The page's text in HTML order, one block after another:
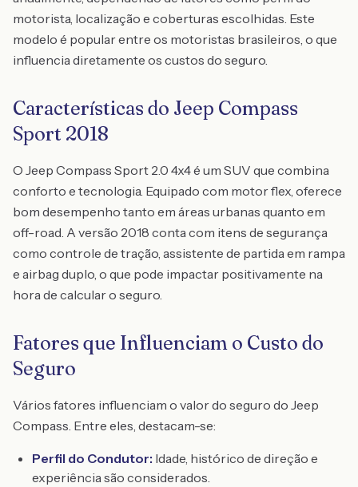
motorista, localização e coberturas escolhidas. Este
modelo é popular entre os motoristas brasileiros, o que
influencia diretamente os custos do seguro.
Características do Jeep Compass
Sport 2018
O Jeep Compass Sport 2.0 4x4 é um SUV que combina
conforto e tecnologia. Equipado com motor flex, oferece
bom desempenho tanto em áreas urbanas quanto em
off-road. A versão 2018 conta com itens de segurança
como controle de tração, assistente de partida em rampa
e airbag duplo, o que pode impactar positivamente na
hora de calcular o seguro.
Fatores que Influenciam o Custo do
Seguro
Vários fatores influenciam o valor do seguro do Jeep
Compass. Entre eles, destacam-se:
Perfil do Condutor: Idade, histórico de direção e
experiência são considerados.